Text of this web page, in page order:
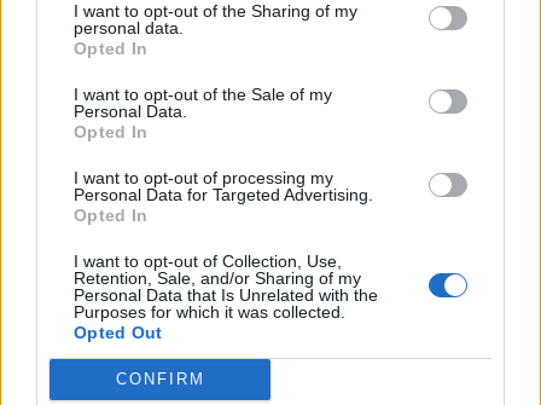
I want to opt-out of the Sharing of my
personal data.
Opted In
I want to opt-out of the Sale of my
Personal Data.
Opted In
I want to opt-out of processing my
Personal Data for Targeted Advertising.
Opted In
I want to opt-out of Collection, Use,
Retention, Sale, and/or Sharing of my
Personal Data that Is Unrelated with the
Purposes for which it was collected.
Opted Out
CONFIRM
Szembementek a trenddel: a Sepsi OSK
és az FK Csíkszereda kilóg a sorból a
Szuperligában
A labdarúgó Szuperliga 2026–2027-es idényében a
16 élvonalbeli klub közül 13 szerencsejáték-ipari
vállalatot jelenít meg mezének legértékesebb
reklámfelületén. A kivételek közé tartozik a Sepsi
OSK és az FK Csíkszereda is.